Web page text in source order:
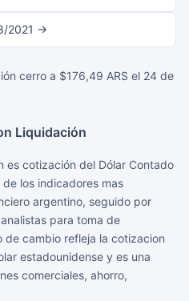
2021 →
cerro a $176,49 ARS el 24 de
Liquidación
es cotización del Dólar Contado
los indicadores mas
argentino, seguido por
para toma de
de cambio refleja la cotizacion
estadounidense y es una
comerciales, ahorro,